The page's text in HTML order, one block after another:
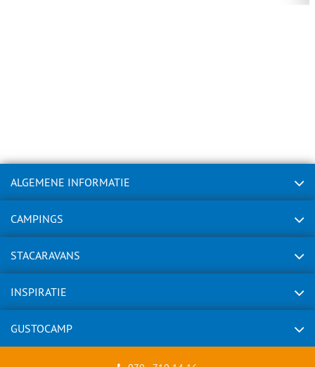
ALGEMENE INFORMATIE
CAMPINGS
STACARAVANS
INSPIRATIE
GUSTOCAMP